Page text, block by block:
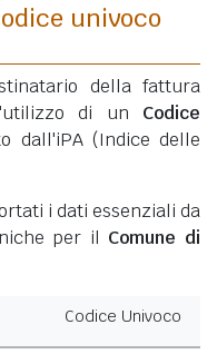
univoco
della fattura
di un Codice
dall'iPA (Indice delle
i dati essenziali da
per il Comune di
Codice Univoco